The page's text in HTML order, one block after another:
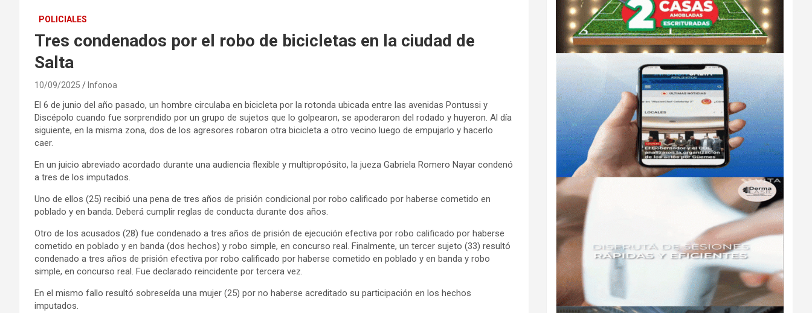
POLICIALES
Tres condenados por el robo de bicicletas en la ciudad de
Salta
10/09/2025 Infonoa
El 6 de junio del año pasado, un hombre circulaba en bicicleta por la rotonda ubicada entre las avenidas Pontussi y
Discépolo cuando fue sorprendido por un grupo de sujetos que lo golpearon, se apoderaron del rodado y huyeron. Al día
siguiente, en la misma zona, dos de los agresores robaron otra bicicleta a otro vecino luego de empujarlo y hacerlo
caer.
En un juicio abreviado acordado durante una audiencia flexible y multipropósito, la jueza Gabriela Romero Nayar condenó
a tres de los imputados.
Uno de ellos (25) recibió una pena de tres años de prisión condicional por robo calificado por haberse cometido en
poblado y en banda. Deberá cumplir reglas de conducta durante dos años.
Otro de los acusados (28) fue condenado a tres años de prisión de ejecución efectiva por robo calificado por haberse
cometido en poblado y en banda (dos hechos) y robo simple, en concurso real. Finalmente, un tercer sujeto (33) resultó
condenado a tres años de prisión efectiva por robo calificado por haberse cometido en poblado y en banda y robo
simple, en concurso real. Fue declarado reincidente por tercera vez.
En el mismo fallo resultó sobreseída una mujer (25) por no haberse acreditado su participación en los hechos
imputados.